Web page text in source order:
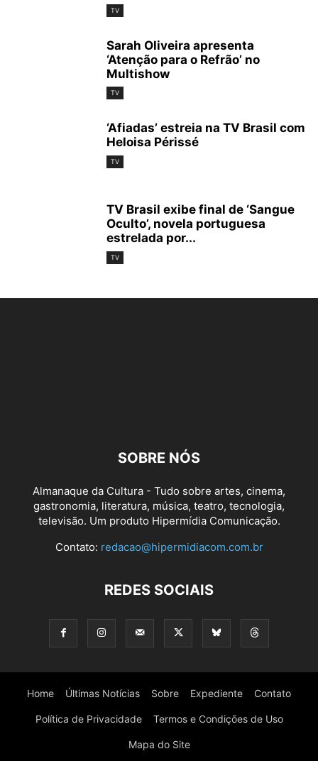
TV
Sarah Oliveira apresenta
‘Atenção para o Refrão’ no
Multishow
TV
‘Afiadas’ estreia na TV Brasil com
Heloisa Périssé
TV
TV Brasil exibe final de ‘Sangue
Oculto’, novela portuguesa
estrelada por...
TV
SOBRE NÓS
Almanaque da Cultura - Tudo sobre artes, cinema,
gastronomia, literatura, música, teatro, tecnologia,
televisão. Um produto Hipermídia Comunicação.
Contato: redacao@hipermidiacom.com.br
REDES SOCIAIS
Home Últimas Notícias Sobre Expediente Contato
Política de Privacidade Termos e Condições de Uso
Mapa do Site